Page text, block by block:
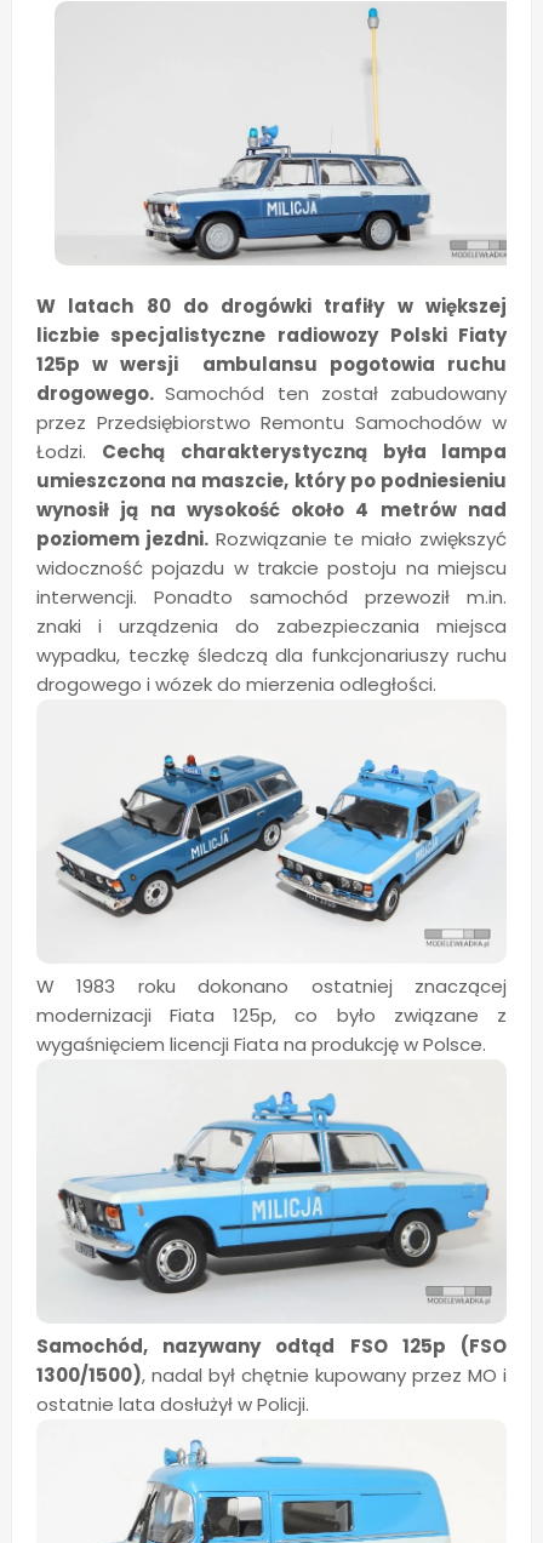
W latach 80 do drogówki trafiły w większej
liczbie specjalistyczne radiowozy Polski Fiaty
125p w wersji ambulansu pogotowia ruchu
drogowego.Samochód ten został zabudowany
przez Przedsiębiorstwo Remontu Samochodów w
Łodzi. Cechą charakterystyczną była lampa
umieszczona na maszcie, który po podniesieniu
wynosił ją na wysokość około 4 metrów nad
poziomem jezdni.Rozwiązanie te miało zwiększyć
widoczność pojazdu w trakcie postoju na miejscu
interwencji. Ponadto samochód przewoził m.in.
znaki i urządzenia do zabezpieczania miejsca
wypadku, teczkę śledczą dla funkcjonariuszy ruchu
drogowego i wózek do mierzenia odległości.
W 1983 roku dokonano ostatniej znaczącej
modernizacji Fiata 125p, co było związane z
wygaśnięciem licencji Fiata na produkcję w Polsce.
Samochód, nazywany odtąd FSO 125p (FSO
1300/1500), nadal był chętnie kupowany przez MO i
ostatnie lata dosłużył w Policji.